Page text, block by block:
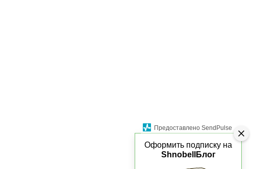
Оформить подписку на
ShnobellБлог
Предоставлено SendPulse